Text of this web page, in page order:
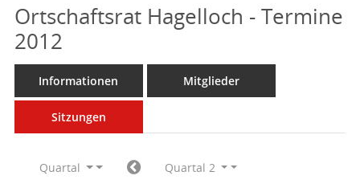
Ortschaftsrat Hagelloch - Termine
2012
Informationen Mitglieder
Sitzungen
Quartal
Quartal 2